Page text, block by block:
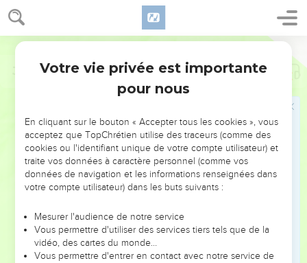
NE MANQUEZ PAS L’ÉVÉNEMENT
DE L’ANNÉE !
ET SI LEURS ERREURS POUVAIENT VOUS ÉVITER LES
VOTRES ?
leur foi ou leur vision. Mais on voit moins les doutes, les erreurs
et les saisons difficiles qu'ils ont traversés, alors même que ce
sont elles qui les ont façonnés.
42
Votre vie privée est importante
pour nous
En cliquant sur le bouton « Accepter tous les cookies », vous
acceptez que TopChrétien utilise des traceurs (comme des
cookies ou l'identifiant unique de votre compte utilisateur) et
traite vos données à caractère personnel (comme vos
données de navigation et les informations renseignées dans
votre compte utilisateur) dans les buts suivants :
Mesurer l'audience de notre service
Vous permettre d'utiliser des services tiers tels que de la
vidéo, des cartes du monde…
Vous permettre d'entrer en contact avec notre service de